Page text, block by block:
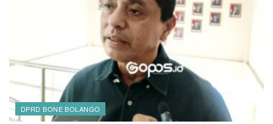
DPRD BONE BOLANGO